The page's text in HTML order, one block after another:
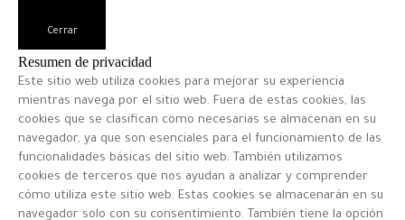
Cerrar
Resumen de privacidad
Este sitio web utiliza cookies para mejorar su experiencia
mientras navega por el sitio web. Fuera de estas cookies, las
cookies que se clasifican como necesarias se almacenan en su
navegador, ya que son esenciales para el funcionamiento de las
funcionalidades básicas del sitio web. También utilizamos
cookies de terceros que nos ayudan a analizar y comprender
cómo utiliza este sitio web. Estas cookies se almacenarán en su
navegador solo con su consentimiento. También tiene la opción